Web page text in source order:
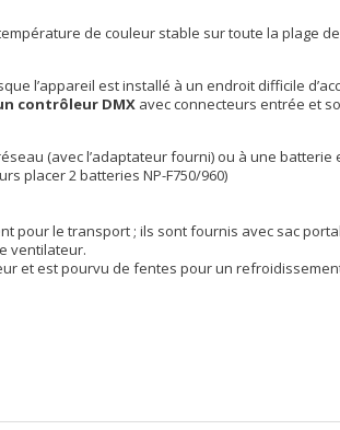
de couleur stable sur toute la plage
l’appareil est installé à un endroit difficile
contrôleur DMX avec connecteurs entrée et
(avec l’adaptateur fourni) ou à une
placer 2 batteries NP-F750/960)
pour le transport ; ils sont fournis avec sac
ventilateur.
et est pourvu de fentes pour un